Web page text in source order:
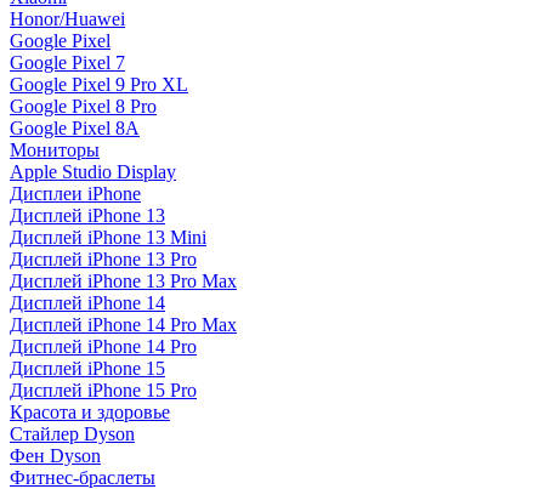
Honor/Huawei
Google Pixel
Google Pixel 7
Google Pixel 9 Pro XL
Google Pixel 8 Pro
Google Pixel 8A
Мониторы
Apple Studio Display
Дисплеи iPhone
Дисплей iPhone 13
Дисплей iPhone 13 Mini
Дисплей iPhone 13 Pro
Дисплей iPhone 13 Pro Max
Дисплей iPhone 14
Дисплей iPhone 14 Pro Max
Дисплей iPhone 14 Pro
Дисплей iPhone 15
Дисплей iPhone 15 Pro
Красота и здоровье
Стайлер Dyson
Фен Dyson
Фитнес-браслеты